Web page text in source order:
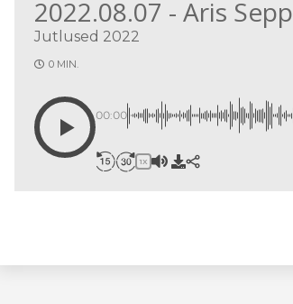
2022.08.07 - Aris Sepp
Jutlused 2022
0 MIN.
00:00
1X